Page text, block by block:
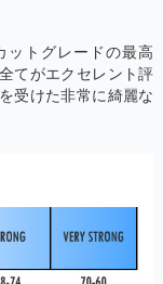
ットグレードの最高
てがエクセレント評
受けた非常に綺麗な